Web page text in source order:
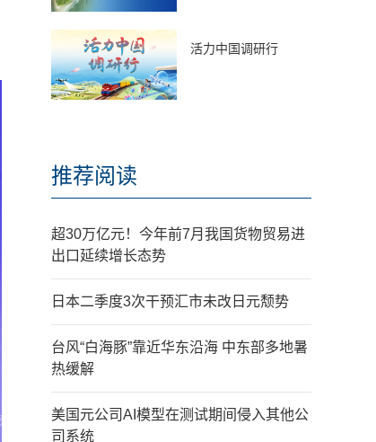
活力中国调研行
推荐阅读
超30万亿元！今年前7月我国货物贸易进
出口延续增长态势
日本二季度3次干预汇市未改日元颓势
台风“白海豚”靠近华东沿海 中东部多地暑
热缓解
美国元公司AI模型在测试期间侵入其他公
司系统